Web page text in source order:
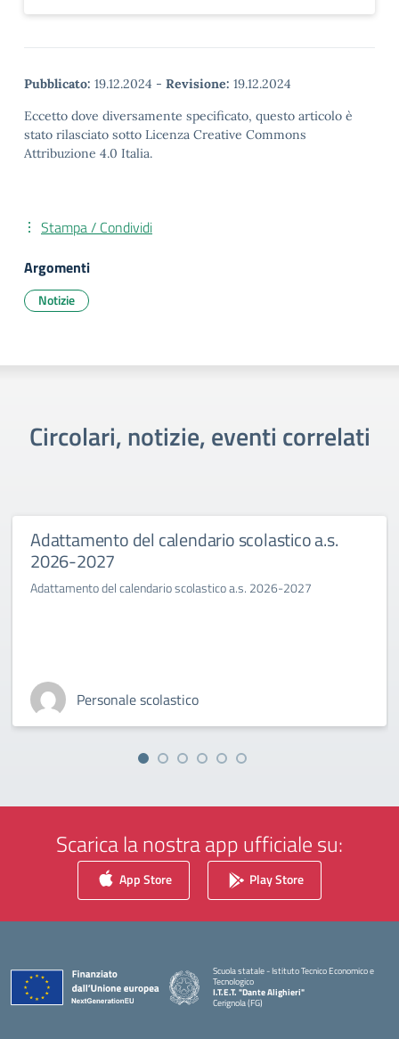
Pubblicato: 19.12.2024 - Revisione: 19.12.2024
Eccetto dove diversamente specificato, questo articolo è
stato rilasciato sotto Licenza Creative Commons
Attribuzione 4.0 Italia.
Stampa / Condividi
Argomenti
Notizie
Circolari, notizie, eventi correlati
Adattamento del calendario scolastico a.s.
2026-2027
Adattamento del calendario scolastico a.s. 2026-2027
Personale scolastico
Scarica la nostra app ufficiale su:
App Store Play Store
Scuola statale - Istituto Tecnico Economico e
Tecnologico
I.T.E.T. "Dante Alighieri"
Cerignola (FG)
— Visita la pagina iniziale della scuola